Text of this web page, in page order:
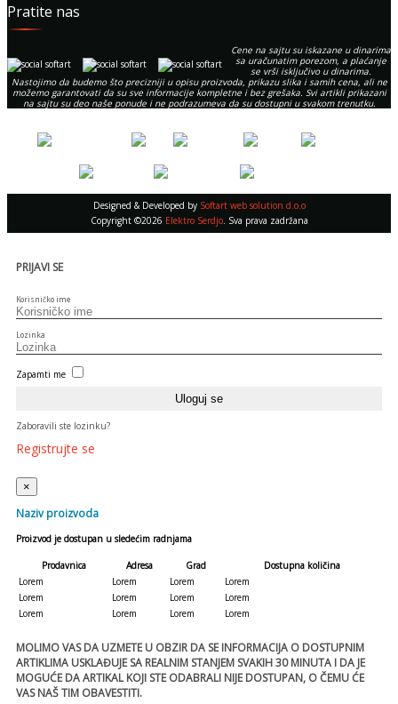
Pratite nas
Cene na sajtu su iskazane u dinarima
sa uračunatim porezom, a plaćanje
se vrši isključivo u dinarima.
Nastojimo da budemo što precizniji u opisu proizvoda, prikazu slika i samih cena, ali ne
možemo garantovati da su sve informacije kompletne i bez grešaka. Svi artikli prikazani
na sajtu su deo naše ponude i ne podrazumeva da su dostupni u svakom trenutku.
Designed & Developed by Softart web solution d.o.o
Copyright ©2026 Elektro Serdjo. Sva prava zadržana
PRIJAVI SE
Korisničko ime
Lozinka
Zapamti me
Zaboravili ste lozinku?
Registrujte se
×
Naziv proizvoda
Proizvod je dostupan u sledećim radnjama
Prodavnica Adresa Grad
Dostupna količina
Lorem
Lorem Lorem
Lorem
Lorem
Lorem Lorem
Lorem
Lorem
Lorem Lorem Lorem
MOLIMO VAS DA UZMETE U OBZIR DA SE INFORMACIJA O DOSTUPNIM
ARTIKLIMA USKLAĐUJE SA REALNIM STANJEM SVAKIH 30 MINUTA I DA JE
MOGUĆE DA ARTIKAL KOJI STE ODABRALI NIJE DOSTUPAN, O ČEMU ĆE
VAS NAŠ TIM OBAVESTITI.